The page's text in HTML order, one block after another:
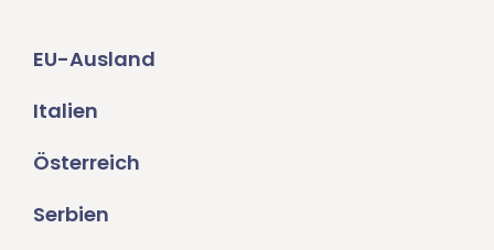
EU-Ausland
Italien
Österreich
Serbien